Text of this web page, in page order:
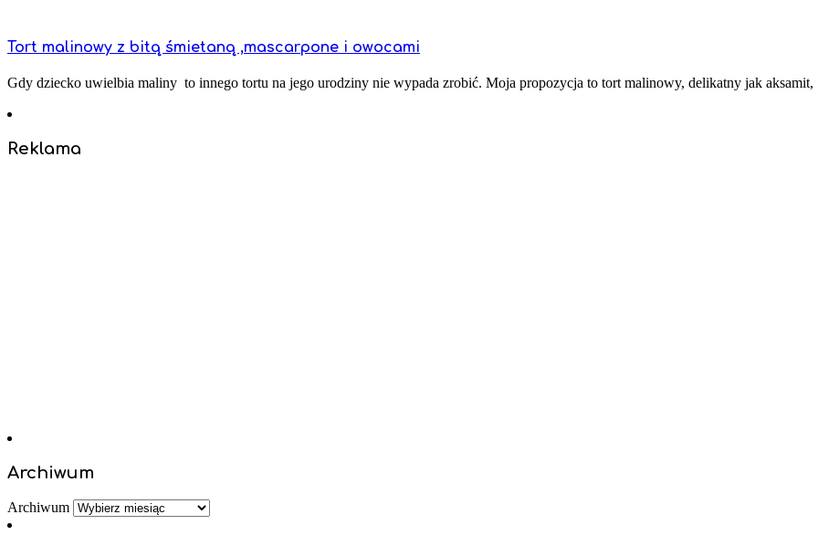
Tort malinowy z bitą śmietaną ,mascarpone i owocami
Gdy dziecko uwielbia maliny to innego tortu na jego urodziny nie wypada zrobić. Moja propozycja to tort malinowy, delikatny jak aksamit,
Reklama
Archiwum
Archiwum